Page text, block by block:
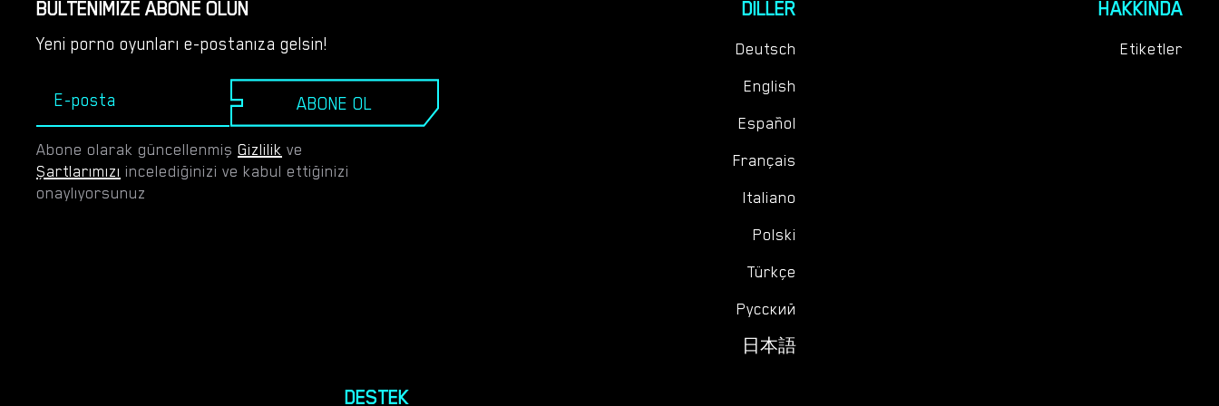
bölümlerine yazılmayı bekleyen değerli anların bir
yeni ailenizin dokusunda akrabalık bağlarını daha sıkı
örmeyi vaat eden bir maceraya hazırlanın.
BÜLTENIMIZE ABONE OLUN
Yeni porno oyunları e-postanıza gelsin!
ABONE OL
Abone olarak güncellenmiş Gizlilik ve
Şartlarımızı incelediğinizi ve kabul ettiğinizi
onaylıyorsunuz
DILLER
Deutsch
English
Español
Français
Italiano
Polski
Türkçe
Русский
日本語
HAKKINDA
Etiketler
DESTEK